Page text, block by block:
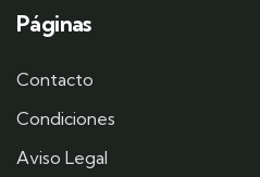
Páginas
Contacto
Condiciones
Aviso Legal